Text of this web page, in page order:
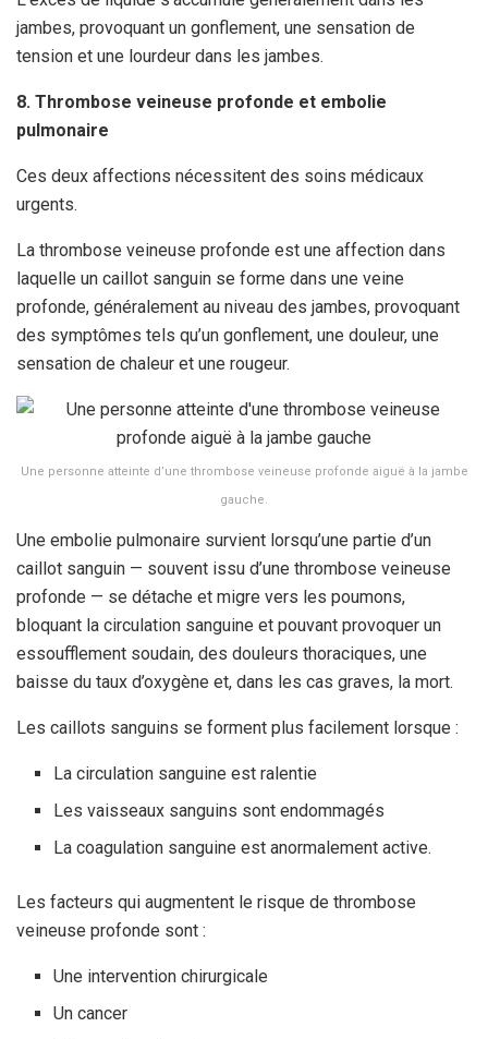
jambes, provoquant un gonflement, une sensation de
tension et une lourdeur dans les jambes.
8. Thrombose veineuse profonde et embolie
pulmonaire
Ces deux affections nécessitent des soins médicaux
urgents.
La thrombose veineuse profonde est une affection dans
laquelle un caillot sanguin se forme dans une veine
profonde, généralement au niveau des jambes, provoquant
des symptômes tels qu’un gonflement, une douleur, une
sensation de chaleur et une rougeur.
Une personne atteinte d’une thrombose veineuse profonde aiguë à la jambe
gauche.
Une embolie pulmonaire survient lorsqu’une partie d’un
caillot sanguin — souvent issu d’une thrombose veineuse
profonde — se détache et migre vers les poumons,
bloquant la circulation sanguine et pouvant provoquer un
essoufflement soudain, des douleurs thoraciques, une
baisse du taux d’oxygène et, dans les cas graves, la mort.
Les caillots sanguins se forment plus facilement lorsque :
La circulation sanguine est ralentie
Les vaisseaux sanguins sont endommagés
La coagulation sanguine est anormalement active.
Les facteurs qui augmentent le risque de thrombose
veineuse profonde sont :
Une intervention chirurgicale
Un cancer